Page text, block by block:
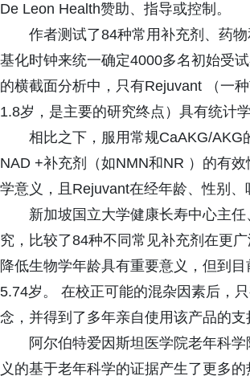
De Leon Health赞助、指导或控制。
作者测试了84种常用补充剂、药
基化时钟来统一确定4000多名初始受
的横截面分析中，只有Rejuvant （一
1.8岁，是主要的研究终点）具有统计学
相比之下，服用常规CaAKG/
NAD +补充剂（如NMN和NR ）的有
学意义，且Rejuvant在经年龄、性别
新加坡国立大学健康长寿中心主
究，比较了84种不同常见补充剂在更
降低生物学年龄具有重要意义，但到
5.74岁。 在校正可能的混杂因素后，
念，并得到了多年亲自使用该产品的
阿尔伯特爱因斯坦医学院老年科
义的基于老年科学的证据产生了更多